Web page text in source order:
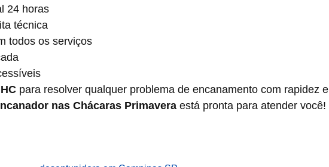
24 horas
técnica
todos os serviços
para resolver qualquer problema de encanamento com rapidez e
nas Chácaras Primavera está pronta para atender você!